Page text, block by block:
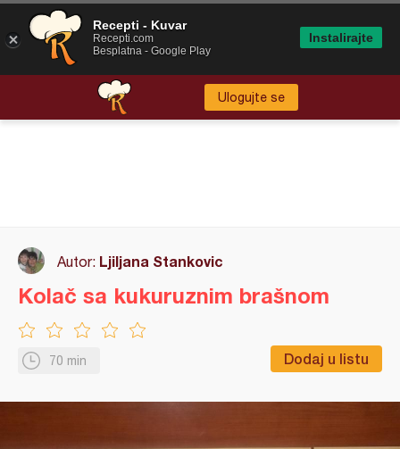
Ulogujte se
Autor: Ljiljana Stankovic
70 min Dodaj u listu
Kolač sa kukuruznim brašnom
Recepti - Kuvar
Recepti.com
Besplatna - Google Play
Instalirajte